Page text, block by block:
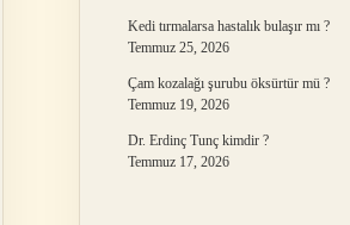
Kedi tırmalarsa hastalık bulaşır mı ?
Temmuz 25, 2026
Çam kozalağı şurubu öksürtür mü ?
Temmuz 19, 2026
Dr. Erdinç Tunç kimdir ?
Temmuz 17, 2026